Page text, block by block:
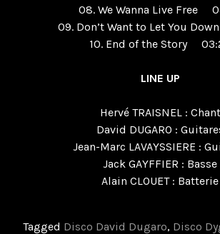
08. We Wanna Live Free
09. Don’t Want to Let You
10. End of the Story
LINE UP
Hervé TRAISNEL : Chant
David DUGARO :
Jean-Marc LAVAYSSIERE :
Jack GAYFFIER : Basse
Alain CLOUET : Batterie
Tagged Disco David Dugaro, Disco